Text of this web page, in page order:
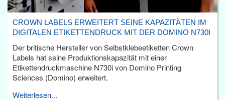
CROWN LABELS ERWEITERT SEINE KAPAZITÄTEN IM
DIGITALEN ETIKETTENDRUCK MIT DER DOMINO N730I
Der britische Hersteller von Selbstklebeetiketten Crown
Labels hat seine Produktionskapazität mit einer
Etikettendruckmaschine N730i von Domino Printing
Sciences (Domino) erweitert.
Weiterlesen...